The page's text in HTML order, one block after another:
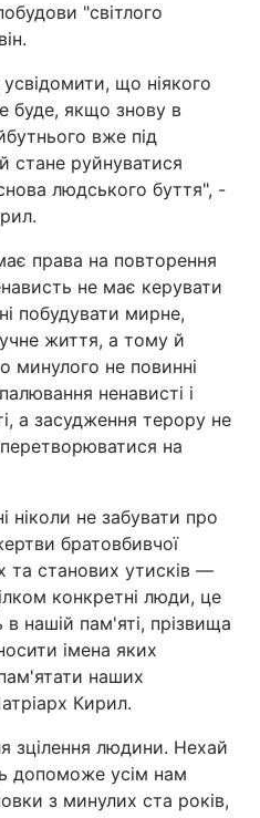
"світлого
що ніякого
буде, якщо знову в
вже під
стане руйнуватися
людського буття", -
права на повторення
не має керувати
побудувати мирне,
життя, а тому й
минулого не повинні
ненависті і
а засудження терору не
на
не забувати про
братовбивчої
та станових утисків ―
конкретні люди, це
нашій пам'яті, прізвища
імена яких
наших
Кирил.
зцілення людини. Нехай
допоможе усім нам
з минулих ста років,